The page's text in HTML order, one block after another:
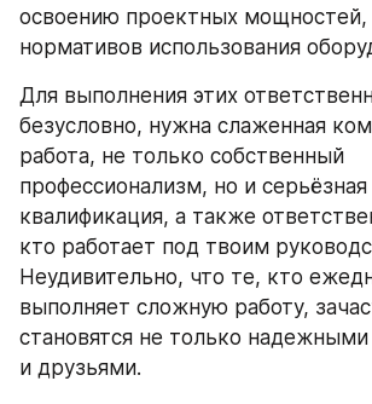
освоению проектных
нормативов использования
Для выполнения этих
безусловно, нужна слаженная
работа, не только собственный
профессионализм, но и серьёзная
квалификация, а также
кто работает под твоим
Неудивительно, что те, кто
выполняет сложную работу,
становятся не только
и друзьями.